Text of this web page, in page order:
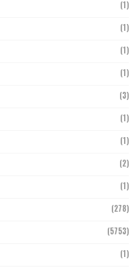
(1)
(1)
(1)
(1)
(3)
(1)
(1)
(2)
(1)
(278)
(5753)
(1)